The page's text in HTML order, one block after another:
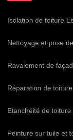
Isolation de toiture
Nettoyage et pose
Ravalement de
Réparation de
Etanchéité de
Peinture sur tuile et